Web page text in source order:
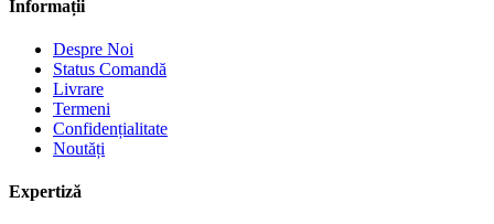
Informații
Despre Noi
Status Comandă
Livrare
Termeni
Confidențialitate
Noutăți
Expertiză